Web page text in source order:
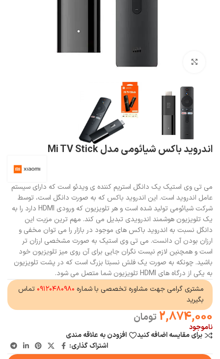
اندروید باکس شیائومی مدل Mi TV Stick
می تی وی استیک یک دانگل استریم کننده ی ویدئو است که دارای سیستم
عامل اندروید است. این اندروید باکس که به صورت دانگل است، توسط
شرکت شیائومی تولید شده است و هر تلویزیون که ورودی HDMI دارد را به
یک تلویزیون هوشمند اندرویدی تبدیل می کند. مهم ترین مزیت این
دانگل نسبت به اندروید باکس های موجود در بازار را می توان مخفی و
ارزان بودن آن دانست. می تی وی استیک به صورت مشخصی ارزان تر
است و همچنین لازم نیست نگران جایی برای آن روی میز تلویزیون خود
باشید. چونکه به صورت یک فلش نسبتا بزرگ است که در پشت تلویزیون
به یکی از درگاه های HDMI تلویزیون شما متصل می شود.
مشتری گرامی جهت مشاوره تخصصی با شماره ۰۹۱۲۰۴۸۰۹۸۰ تماس
بگیرید
2,874,000 تومان
ناموجود
برای مقایسه اضافه کنید
افزودن به علاقه مندی
اشتراک گذاری: